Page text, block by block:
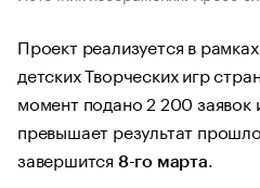
Проект реализуется в
детских Творческих игр
момент подано 2 200 заявок
превышает результат
завершится 8-го марта.